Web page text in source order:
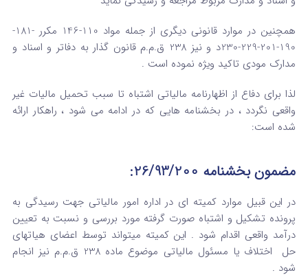
همچنین در موارد قانونی دیگری از جمله مواد 110-146 مکرر -181-
190-201-229-230د و نیز 238 ق.م.م قانون گذار به دفاتر و اسناد و
مدارک مودی تاکید ویژه نموده است .
لذا برای دفاع از اظهارنامه مالیاتی اشتباه تا سبب تحمیل مالیات غیر
واقعی نگردد ، در بخشنامه هایی که در ادامه می شود ، راهکار ارائه
شده است:
مضمون بخشنامه 26/93/200:
در این قبیل موارد کمیته ای در اداره امور مالیاتی جهت رسیدگی به
پرونده تشکیل و اشتباه صورت گرفته مورد بررسی و نسبت به تعیین
درآمد واقعی اقدام شود . این کمیته میتواند توسط اعضای هیاتهای
حل اختلاف یا مسئول مالیاتی موضوع ماده 238 ق.م.م نیز انجام
شود .